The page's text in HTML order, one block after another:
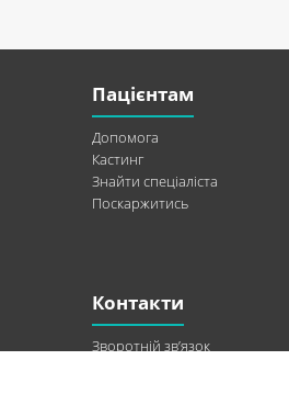
Пацієнтам
Допомога
Кастинг
Знайти спеціаліста
Поскаржитись
Контакти
Зворотній зв’язок